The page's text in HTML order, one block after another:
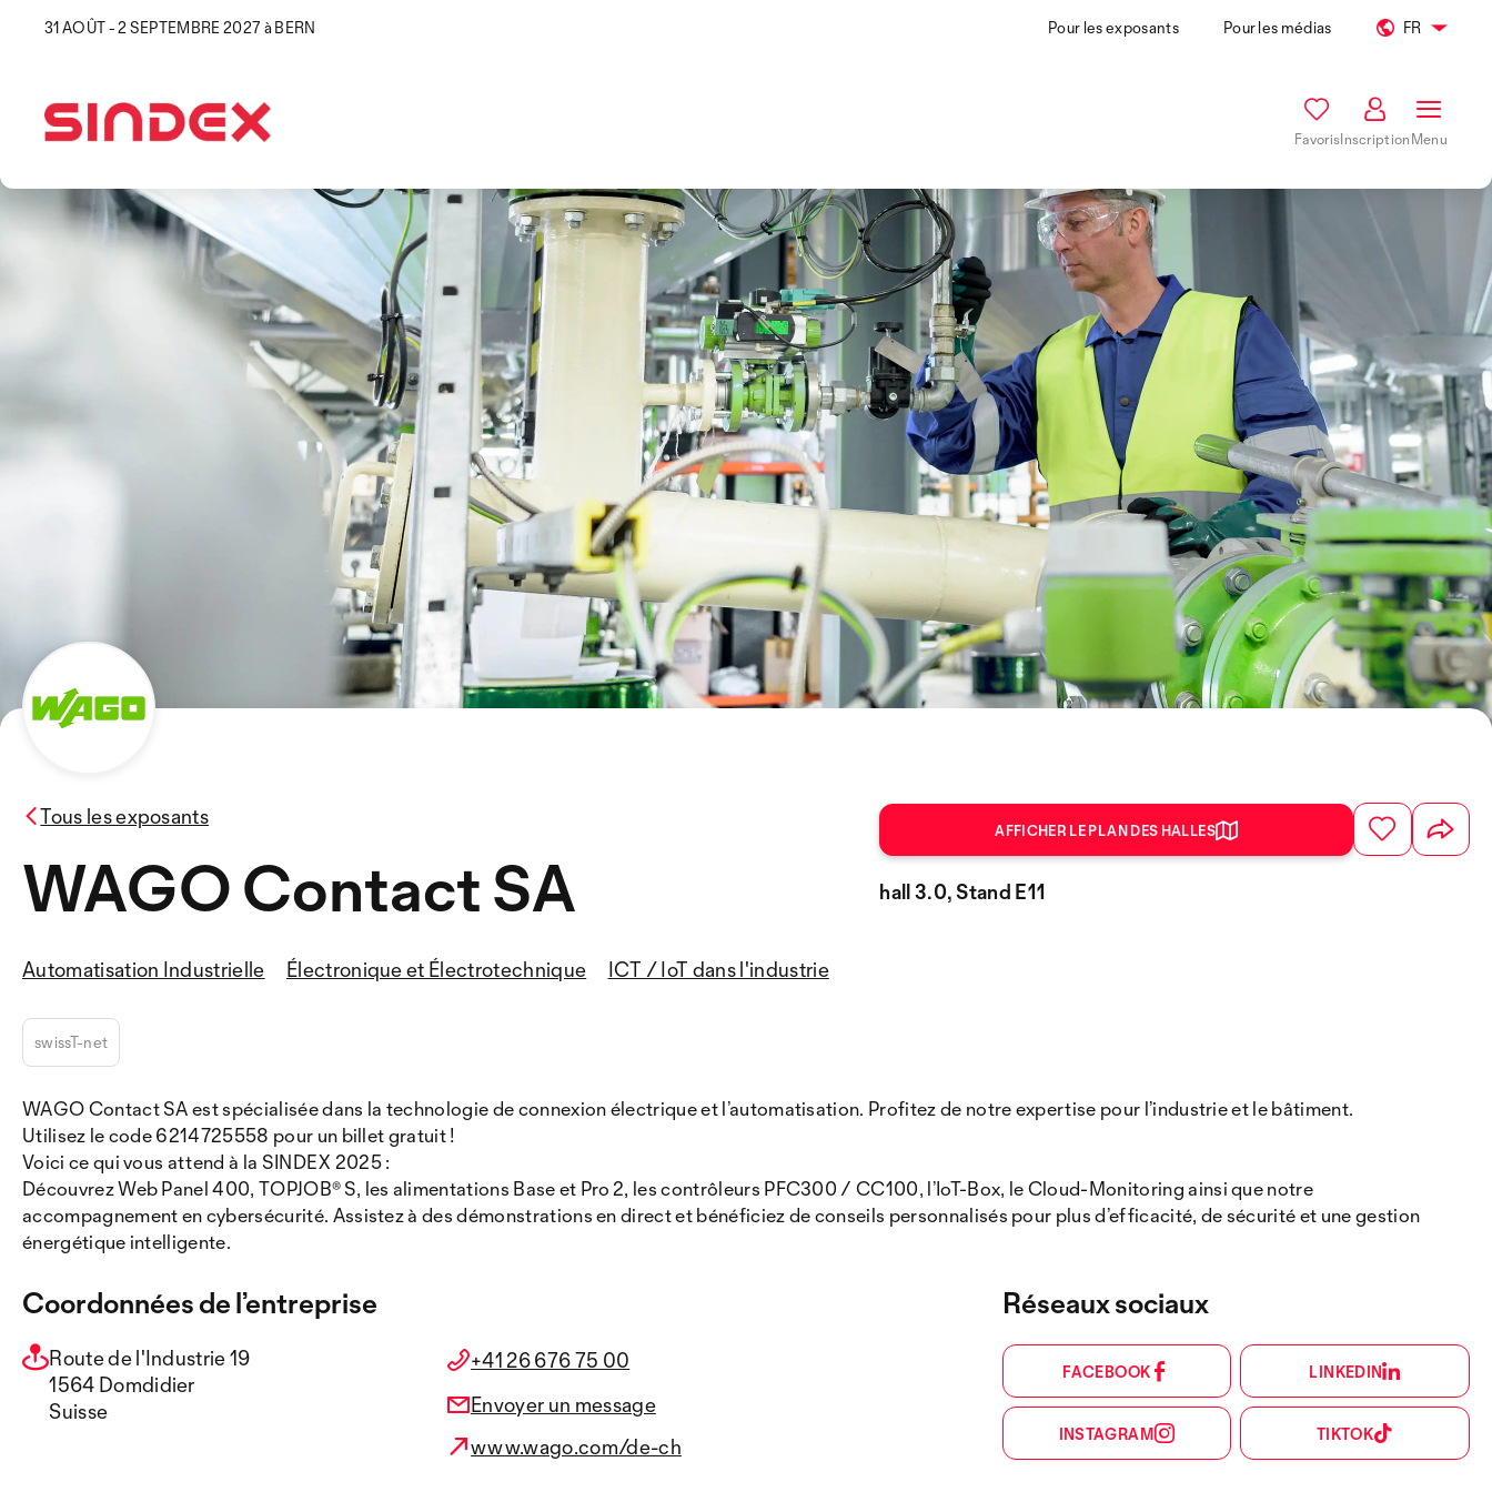
31 AOÛT - 2 SEPTEMBRE 2027 à BERN Pour les exposants Pour les médias FR
FavorisInscriptionMenu
Tous les exposants
WAGO Contact SA
Automatisation Industrielle Électronique et Électrotechnique ICT / IoT dans l'industrie
swissT-net
AFFICHER LE PLAN DES HALLES
hall 3.0, Stand E11
WAGO Contact SA est spécialisée dans la technologie de connexion électrique et l’automatisation. Profitez de notre expertise pour l’industrie et le bâtiment.
Utilisez le code 6214725558 pour un billet gratuit !
Voici ce qui vous attend à la SINDEX 2025 :
Découvrez Web Panel 400, TOPJOB® S, les alimentations Base et Pro 2, les contrôleurs PFC300 / CC100, l’IoT-Box, le Cloud-Monitoring ainsi que notre
accompagnement en cybersécurité. Assistez à des démonstrations en direct et bénéficiez de conseils personnalisés pour plus d’efficacité, de sécurité et une gestion
énergétique intelligente.
Coordonnées de l’entreprise
Route de l'Industrie 19
1564 Domdidier
Suisse
+41 26 676 75 00
Envoyer un message
www.wago.com/de-ch
Réseaux sociaux
FACEBOOK LINKEDIN
INSTAGRAM TIKTOK